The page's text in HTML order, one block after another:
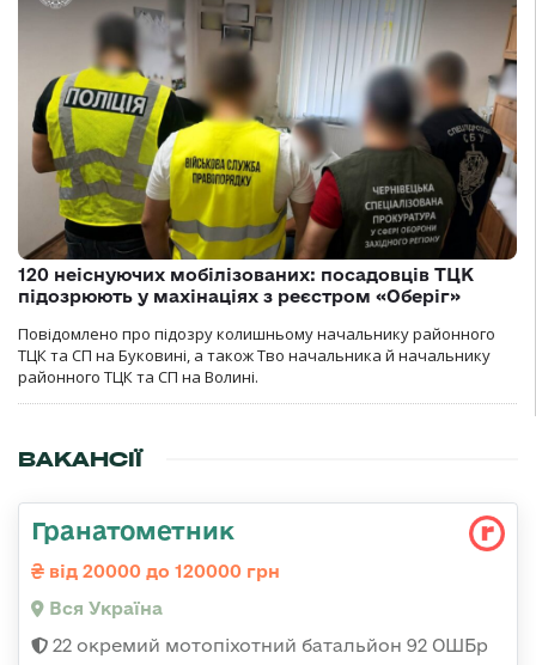
120 неіснуючих мобілізованих: посадовців ТЦК
підозрюють у махінаціях з реєстром «Оберіг»
Повідомлено про підозру колишньому начальнику районного
ТЦК та СП на Буковині, а також Тво начальника й начальнику
районного ТЦК та СП на Волині.
ВАКАНСІЇ
Гранатометник
від 20000 до 120000 грн
Вся Україна
22 окремий мотопіхотний батальйон 92 ОШБр